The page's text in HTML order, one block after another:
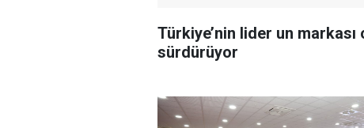
Türkiye’nin lider un markası
sürdürüyor